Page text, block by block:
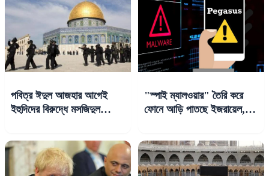
পবিত্র ঈদুল আজহার আগেই
ইহুদিদের বিরুদ্ধে মসজিদুল
"স্পাই ম্যালওয়ার" তৈরি করে
ফোনে আড়ি পাতছে ইজরায়েল,